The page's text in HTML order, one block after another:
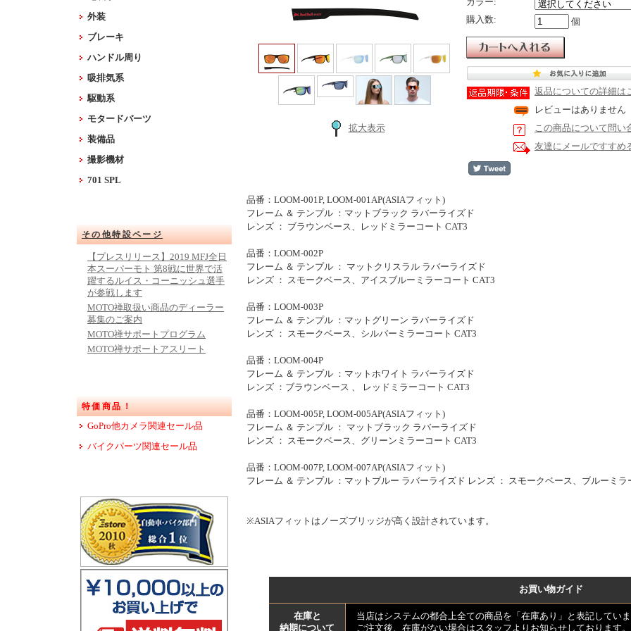
外装
ブレーキ
ハンドル周り
吸排気系
駆動系
モタードパーツ
装備品
撮影機材
701 SPL
その他特設ページ
【プレスリリース】2019 MFJ全日
本スーパーモト 第8戦に世界で活
躍するルイス・コーニッシュ選手
が参戦します
MOTO禅取扱い商品のディーラー
募集のご案内
MOTO禅サポートプログラム
MOTO禅サポートアスリート
特価商品！
GoPro他カメラ関連セール品
バイクパーツ関連セール品
拡大表示
カラー:
購入数:
個
返品についての詳細は
レビューはありません
この商品について問い
友達にメールですすめ
品番：LOOM-001P, LOOM-001AP(ASIAフィット)
フレーム ＆ テンプル ：マットブラック ラバーライズド
レンズ ： ブラウンベース、レッドミラーコート CAT3
品番：LOOM-002P
フレーム ＆ テンプル ： マットクリスラル ラバーライズド
レンズ ： スモークベース、アイスブルーミラーコート CAT3
品番：LOOM-003P
フレーム ＆ テンプル ：マットグリーン ラバーライズド
レンズ ： スモークベース、シルバーミラーコート CAT3
品番：LOOM-004P
フレーム ＆ テンプル ：マットホワイト ラバーライズド
レンズ ：ブラウンベース 、 レッドミラーコート CAT3
品番：LOOM-005P, LOOM-005AP(ASIAフィット)
フレーム ＆ テンプル ： マットブラック ラバーライズド
レンズ ： スモークベース、グリーンミラーコート CAT3
品番：LOOM-007P, LOOM-007AP(ASIAフィット)
フレーム ＆ テンプル ：マットブルー ラバーライズド レンズ ： スモークベース、ブルーミラ
※ASIAフィットはノーズブリッジが高く設計されています。
お買い物ガイド
在庫と
納期について
当店はシステムの都合上全ての商品を「在庫あり」と表記していま
ご注文後、在庫がない場合はスタッフよりお知らせしております。